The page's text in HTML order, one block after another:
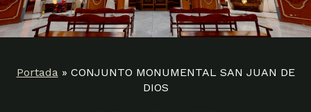
Portada» CONJUNTO MONUMENTAL SAN JUAN DE
DIOS